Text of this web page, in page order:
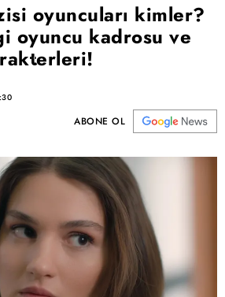
oyuncuları kimler?
oyuncu kadrosu ve
ABONE OL